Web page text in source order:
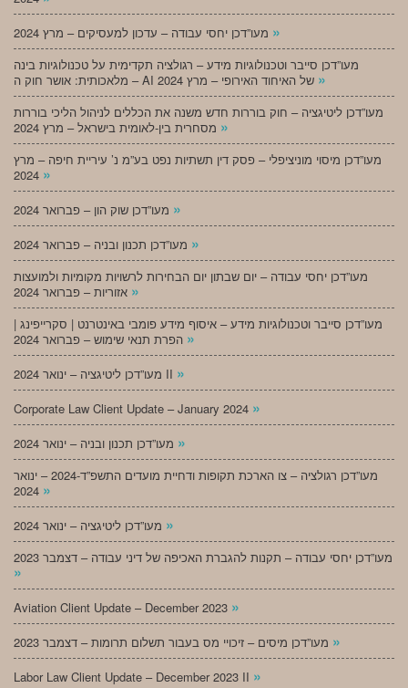
»
מעו”דכן סייבר וטכנולוגיות מידע – רגולציה תקדימית על טכנולוגיות בינה
»
מעו”דכן ליטיגציה – חוק בוררות חדש משנה את הכללים לניהול הליכי בוררות
»
מעו”דכן מיסוי מוניציפלי – פסק דין תשתיות נפט בע”מ נ’ עיריית חיפה – מרץ
»
»
»
מעו”דכן יחסי עבודה – יום שבתון יום הבחירות לרשויות מקומיות ולמועצות
»
מעו”דכן סייבר וטכנולוגיות מידע – איסוף מידע פומבי באינטרנט | סקרייפינג |
»
מעו”דכן ליטיגציה – ינואר 2024 II »
Corporate Law Client Update – January 2024 »
»
מעו”דכן רגולציה – צו הארכת תקופות ודחיית מועדים התשפ”ד-2024 – ינואר
»
»
מעו”דכן יחסי עבודה – תקנות להגברת האכיפה של דיני עבודה – דצמבר 2023
»
Aviation Client Update – December 2023 »
»
Labor Law Client Update – December 2023 II »